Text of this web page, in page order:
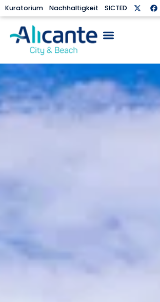
Kuratorium Nachhaltigkeit SICTED